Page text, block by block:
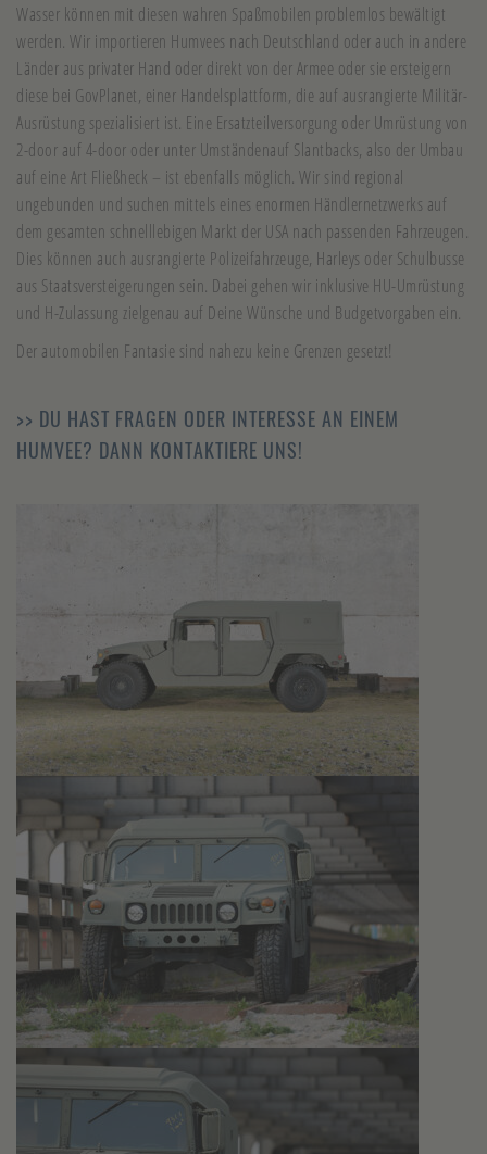
Wasser können mit diesen wahren Spaßmobilen problemlos bewältigt
werden. Wir importieren Humvees nach Deutschland oder auch in andere
Länder aus privater Hand oder direkt von der Armee oder sie ersteigern
diese bei GovPlanet, einer Handelsplattform, die auf ausrangierte Militär-
Ausrüstung spezialisiert ist. Eine Ersatzteilversorgung oder Umrüstung von
2-door auf 4-door oder unter Umständenauf Slantbacks, also der Umbau
auf eine Art Fließheck – ist ebenfalls möglich. Wir sind regional
ungebunden und suchen mittels eines enormen Händlernetzwerks auf
dem gesamten schnelllebigen Markt der USA nach passenden Fahrzeugen.
Dies können auch ausrangierte Polizeifahrzeuge, Harleys oder Schulbusse
aus Staatsversteigerungen sein. Dabei gehen wir inklusive HU-Umrüstung
und H-Zulassung zielgenau auf Deine Wünsche und Budgetvorgaben ein.
Der automobilen Fantasie sind nahezu keine Grenzen gesetzt!
>> DU HAST FRAGEN ODER INTERESSE AN EINEM
HUMVEE? DANN KONTAKTIERE UNS!